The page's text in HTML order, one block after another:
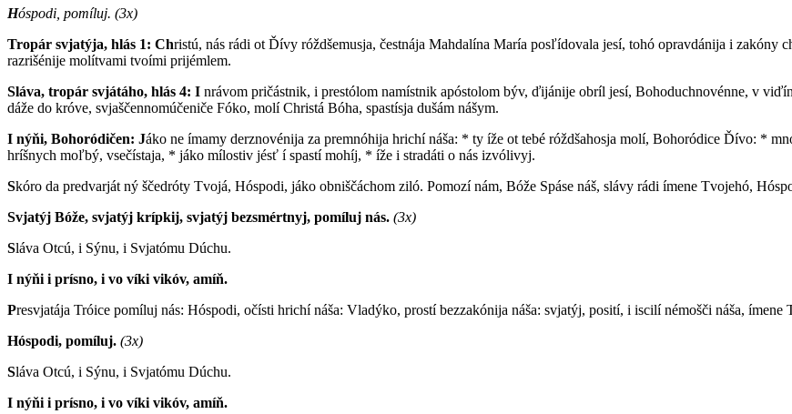
Hóspodi, pomíluj. (3x)
Tropár svjatýja, hlás 1: Christú, nás rádi ot Ďívy róždšemusja, čestnája Mahdalína María posľídovala jesí, tohó opravdánija i zakóny
razrišénije molítvami tvoími prijémlem.
Sláva, tropár svjátáho, hlás 4: I nrávom pričástnik, i prestólom namístnik apóstolom býv, ďijánije obríl jesí, Bohoduchnovénne, v
dáže do króve, svjaščennomúčeniče Fóko, molí Christá Bóha, spastísja dušám nášym.
I nýňi, Bohoródičen: Jáko ne ímamy derznovénija za premnóhija hrichí náša: * ty íže ot tebé róždšahosja molí, Bohoródice Ďívo: *
hríšnych moľbý, vsečístaja, * jáko mílostiv jésť í spastí mohíj, * íže i stradáti o nás izvólivyj.
Skóro da predvarját ný ščedróty Tvojá, Hóspodi, jáko obniščáchom ziló. Pomozí nám, Bóže Spáse náš, slávy rádi ímene Tvojehó,
Svjatýj Bóže, svjatýj krípkij, svjatýj bezsmértnyj, pomíluj nás. (3x)
Sláva Otcú, i Sýnu, i Svjatómu Dúchu.
I nýňi i prísno, i vo víki vikóv, amíň.
Presvjatája Tróice pomíluj nás: Hóspodi, očísti hrichí náša: Vladýko, prostí bezzakónija náša: svjatýj, posití, i iscilí némošči náša, ímene
Hóspodi, pomíluj. (3x)
Sláva Otcú, i Sýnu, i Svjatómu Dúchu.
I nýňi i prísno, i vo víki vikóv, amíň.